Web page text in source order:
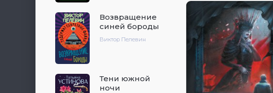
Возвращение
синей бороды
Виктор Пелевин
Тени южной
ночи